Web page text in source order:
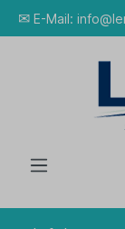
✉ E-Mail: